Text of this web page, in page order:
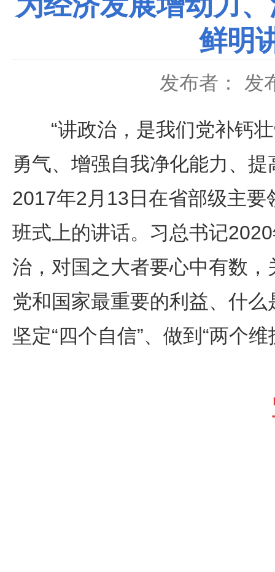
鲜明
发布者： 发
“讲政治，是我们党补钙壮
勇气、增强自我净化能力、
2017年2月13日在省部级主
班式上的讲话。习总书记
治，对国之大者要心中有数
党和国家最重要的利益、什
坚定“四个自信”、做到“两个